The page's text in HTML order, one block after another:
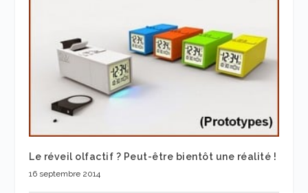
Le réveil olfactif ? Peut-être bientôt une réalité !
16 septembre 2014